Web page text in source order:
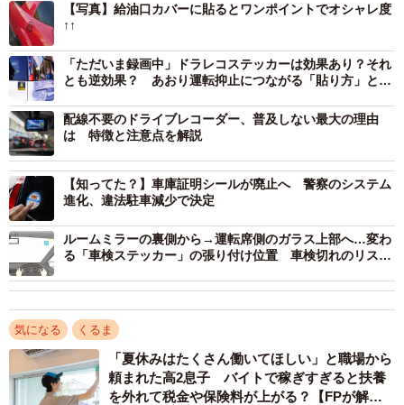
▽貼っていい場所（1）ボディ（塗装面）
車のボディ（塗装面）は、ステッカーを貼って違反になる
可能性が極めて低い場所といえます。貼り付けによって安
全の妨げになる心配がほとんどないからです。
ただし、「塗装面」と紹介しているように、ライト類やナ
ンバープレートの上にステッカーを貼るのは禁止です。ま
た、カメラやセンサーの上に貼るのも控えましょう。
▽貼っていい場所（2）後席の窓
後席の窓は、左右どちらもステッカーを貼ることができま
す。ただし、後側方の確認に支障が出る位置は避けましょ
う。
【写真】給油口カバーに貼るとワンポイントでオシャレ度
↑↑
「ただいま録画中」ドラレコステッカーは効果あり？それ
とも逆効果？ あおり運転抑止につながる「貼り方」と
配線不要のドライブレコーダー、普及しない最大の理由
は 特徴と注意点を解説
【知ってた？】車庫証明シールが廃止へ 警察のシステム
進化、違法駐車減少で決定
ルームミラーの裏側から→運転席側のガラス上部へ…変わ
る「車検ステッカー」の張り付け位置 車検切れのリスク
気になる くるま
「夏休みはたくさん働いてほしい」と職場から
頼まれた高2息子 バイトで稼ぎすぎると扶養
を外れて税金や保険料が上がる？【FPが解